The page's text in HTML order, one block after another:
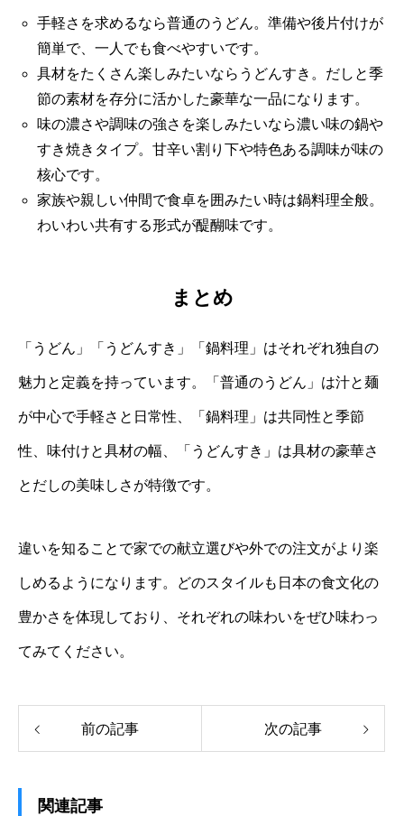
手軽さを求めるなら普通のうどん。準備や後片付けが
簡単で、一人でも食べやすいです。
具材をたくさん楽しみたいならうどんすき。だしと季
節の素材を存分に活かした豪華な一品になります。
味の濃さや調味の強さを楽しみたいなら濃い味の鍋や
すき焼きタイプ。甘辛い割り下や特色ある調味が味の
核心です。
家族や親しい仲間で食卓を囲みたい時は鍋料理全般。
わいわい共有する形式が醍醐味です。
まとめ
「うどん」「うどんすき」「鍋料理」はそれぞれ独自の
魅力と定義を持っています。「普通のうどん」は汁と麺
が中心で手軽さと日常性、「鍋料理」は共同性と季節
性、味付けと具材の幅、「うどんすき」は具材の豪華さ
とだしの美味しさが特徴です。
違いを知ることで家での献立選びや外での注文がより楽
しめるようになります。どのスタイルも日本の食文化の
豊かさを体現しており、それぞれの味わいをぜひ味わっ
てみてください。
前の記事 次の記事
関連記事